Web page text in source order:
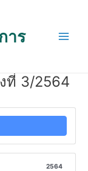
าร
ที่ 3/2564
2564